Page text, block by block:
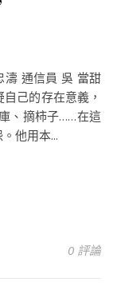
己的存在意義，
、摘柿子……在這
他用本...
0 評論